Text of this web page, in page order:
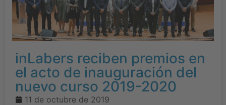
inLabers reciben premios en
el acto de inauguración del
nuevo curso 2019-2020
11 de octubre de 2019